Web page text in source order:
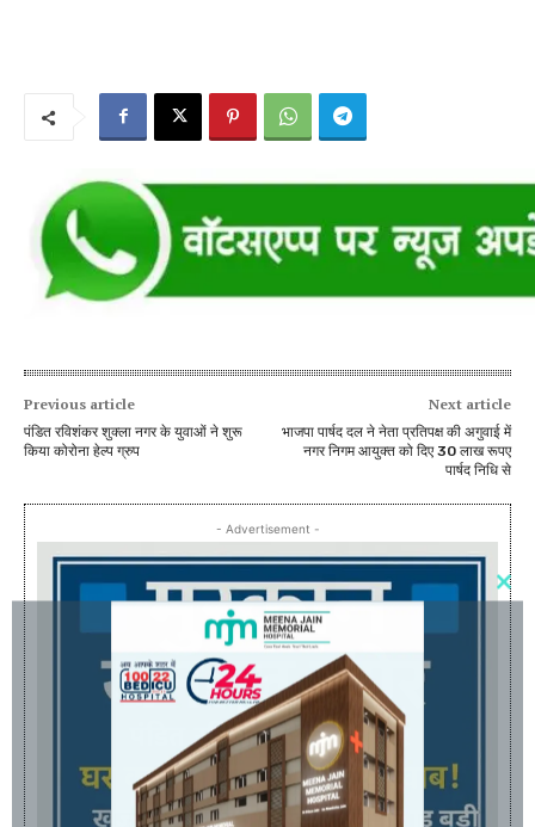
Previous article
पंडित रविशंकर शुक्ला नगर के युवाओं ने शुरू
किया कोरोना हेल्प ग्रुप
Next article
भाजपा पार्षद दल ने नेता प्रतिपक्ष की अगुवाई में
नगर निगम आयुक्त को दिए 30 लाख रूपए
पार्षद निधि से
- Advertisement -